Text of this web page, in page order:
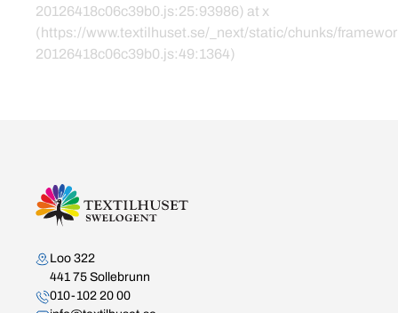
20126418c06c39b0.js:25:93986) at x
(https://www.textilhuset.se/_next/static/chunks/
20126418c06c39b0.js:49:1364)
Kontakta oss
Loo 322
441 75 Sollebrunn
010-102 20 00